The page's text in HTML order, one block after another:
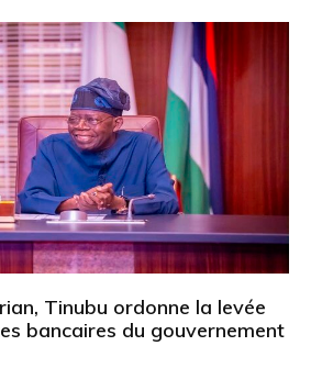
Tinubu ordonne la levée
bancaires du gouvernement